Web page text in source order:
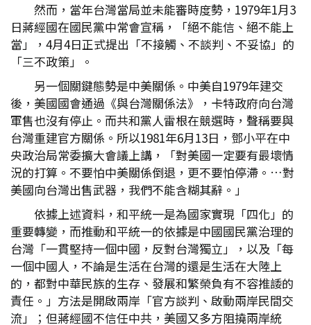
然而，當年台灣當局並未能審時度勢，1979年1月3
日蔣經國在國民黨中常會宣稱，「絕不能信、絕不能上
當」，4月4日正式提出「不接觸、不談判、不妥協」的
「三不政策」。
另一個關鍵態勢是中美關係。中美自1979年建交
後，美國國會通過《與台灣關係法》，卡特政府向台灣
軍售也沒有停止。而共和黨人雷根在競選時，聲稱要與
台灣重建官方關係。所以1981年6月13日，鄧小平在中
央政治局常委擴大會議上講，「對美國一定要有最壞情
況的打算。不要怕中美關係倒退，更不要怕停滯。…對
美國向台灣出售武器，我們不能含糊其辭。」
依據上述資料，和平統一是為國家實現「四化」的
重要轉變，而推動和平統一的依據是中國國民黨治理的
台灣「一貫堅持一個中國，反對台灣獨立」，以及「每
一個中國人，不論是生活在台灣的還是生活在大陸上
的，都對中華民族的生存、發展和繁榮負有不容推諉的
責任。」方法是開啟兩岸「官方談判、啟動兩岸民間交
流」；但蔣經國不信任中共，美國又多方阻撓兩岸統